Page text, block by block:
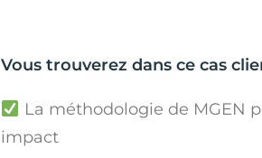
Vous trouverez dans ce cas
La méthodologie de MGEN
impact